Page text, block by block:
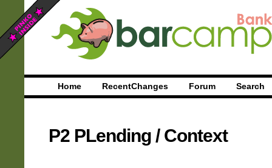
Home RecentChanges Forum Search
P2 PLending / Context